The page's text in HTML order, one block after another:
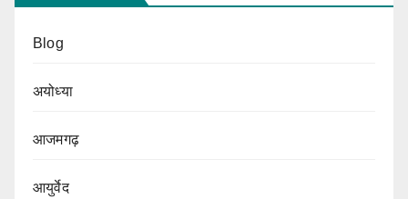
Blog
अयोध्या
आजमगढ़
आयुर्वेद